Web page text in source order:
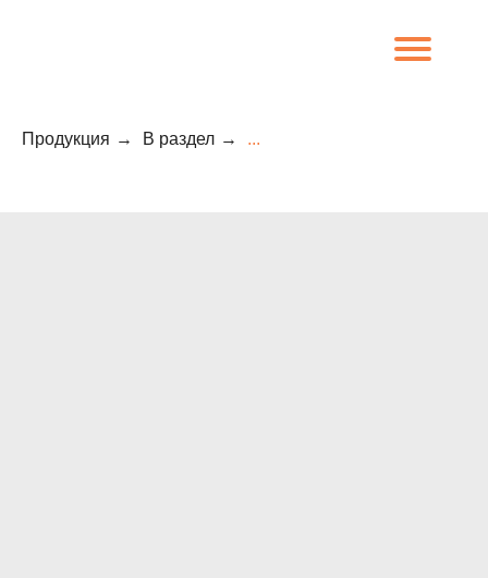
Продукция → В раздел → ...